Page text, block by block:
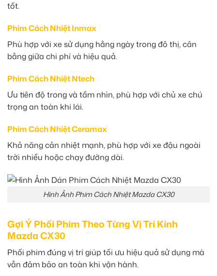
tốt.
Phim Cách Nhiệt Inmax
Phù hợp với xe sử dụng hằng ngày trong đô thị, cân
bằng giữa chi phí và hiệu quả.
Phim Cách Nhiệt Ntech
Ưu tiên độ trong và tầm nhìn, phù hợp với chủ xe chú
trọng an toàn khi lái.
Phim Cách Nhiệt Ceramax
Khả năng cản nhiệt mạnh, phù hợp với xe đậu ngoài
trời nhiều hoặc chạy đường dài.
Hình Ảnh Phim Cách Nhiệt Mazda CX30
Gợi Ý Phối Phim Theo Từng Vị Trí Kính
Mazda CX30
Phối phim đúng vị trí giúp tối ưu hiệu quả sử dụng mà
vẫn đảm bảo an toàn khi vận hành.